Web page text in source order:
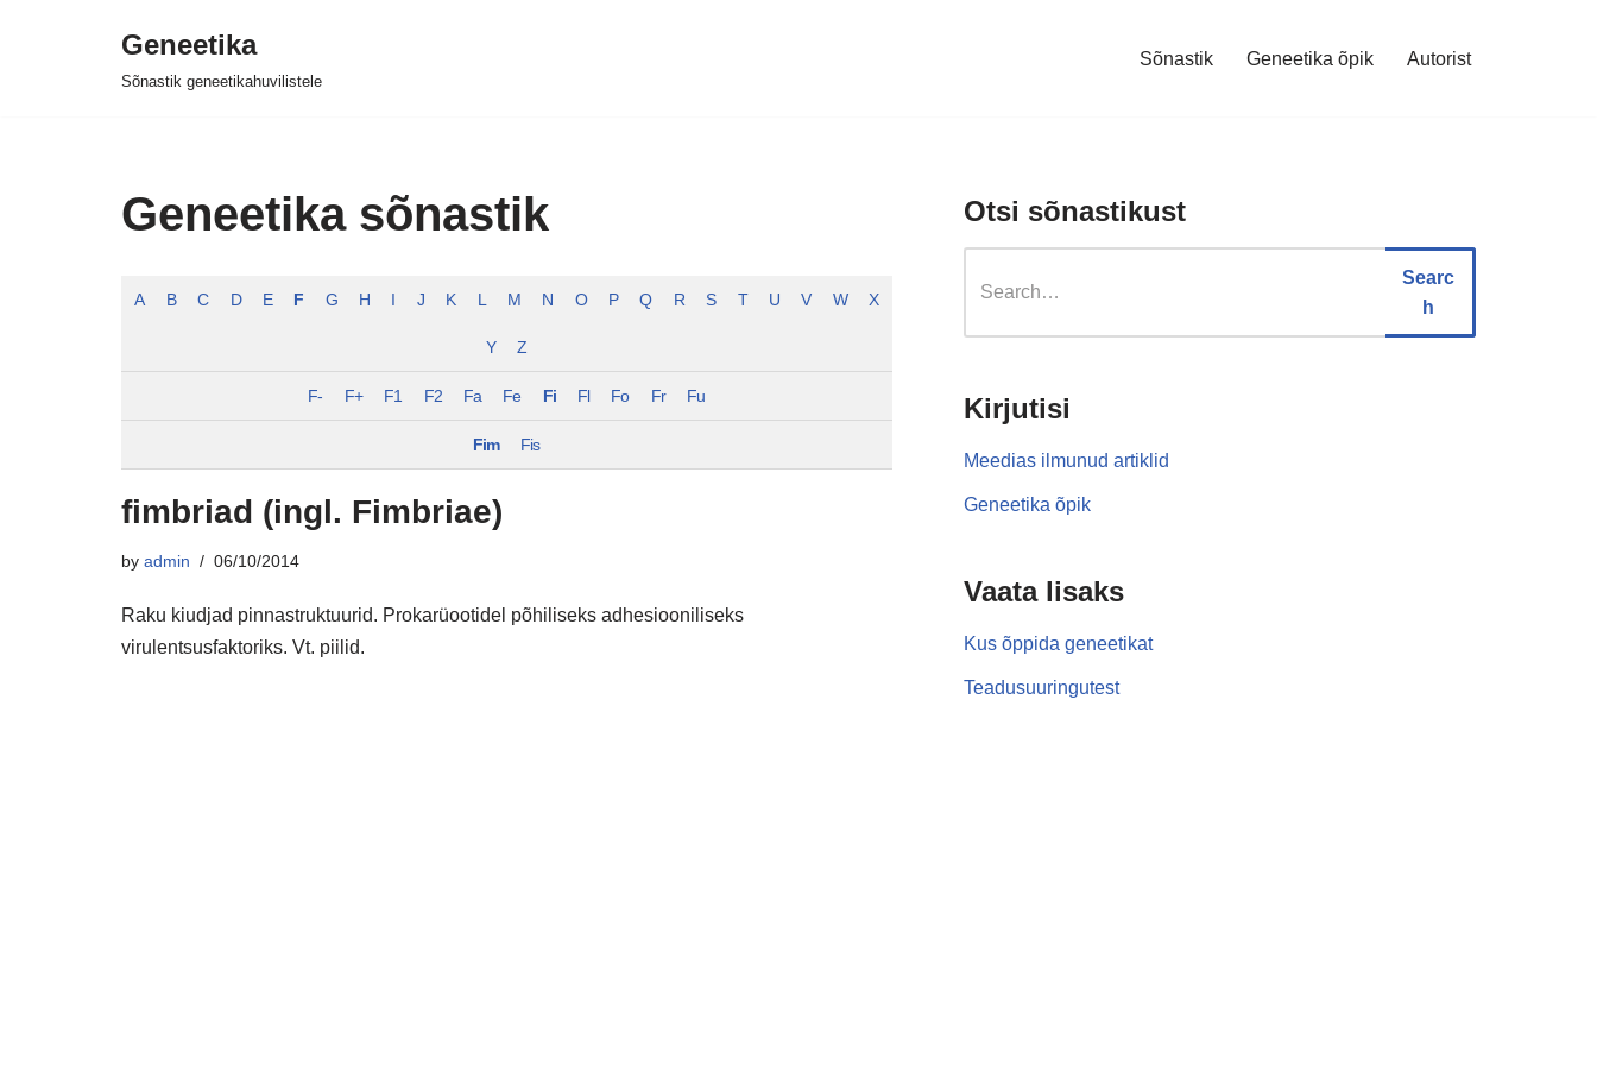
Geneetika
Sõnastik geneetikahuvilistele
Sõnastik Geneetika õpik Autorist
Geneetika sõnastik
A B C D E F G H I J K L M N O P Q R S T U V W X
Y Z
F- F+ F1 F2 Fa Fe Fi Fl Fo Fr Fu
Fim Fis
fimbriad (ingl. Fimbriae)
by admin 06/10/2014
Raku kiudjad pinnastruktuurid. Prokarüootidel põhiliseks adhesiooniliseks
virulentsusfaktoriks. Vt. piilid.
Otsi sõnastikust
Searc
h
Kirjutisi
Meedias ilmunud artiklid
Geneetika õpik
Vaata lisaks
Kus õppida geneetikat
Teadusuuringutest